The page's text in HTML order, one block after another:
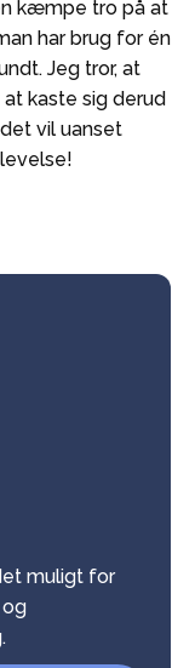
kæmpe tro på at
har brug for én
Jeg tror, at
at kaste sig derud
vil uanset
muligt for